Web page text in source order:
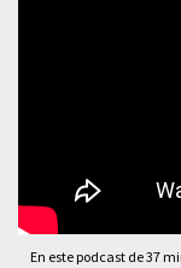
En este podcast de 37